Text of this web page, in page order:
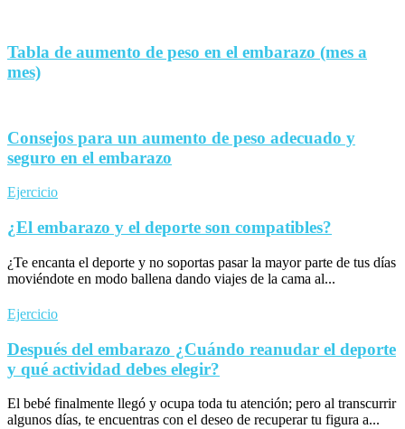
Tabla de aumento de peso en el embarazo (mes a
mes)
Consejos para un aumento de peso adecuado y
seguro en el embarazo
Ejercicio
¿El embarazo y el deporte son compatibles?
¿Te encanta el deporte y no soportas pasar la mayor parte de tus días
moviéndote en modo ballena dando viajes de la cama al...
Ejercicio
Después del embarazo ¿Cuándo reanudar el deporte
y qué actividad debes elegir?
El bebé finalmente llegó y ocupa toda tu atención; pero al transcurrir
algunos días, te encuentras con el deseo de recuperar tu figura a...